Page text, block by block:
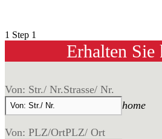
1 Step 1
Erhalten
Von: Str./ Nr.Strasse/ Nr.
home
Von: PLZ/OrtPLZ/ Ort